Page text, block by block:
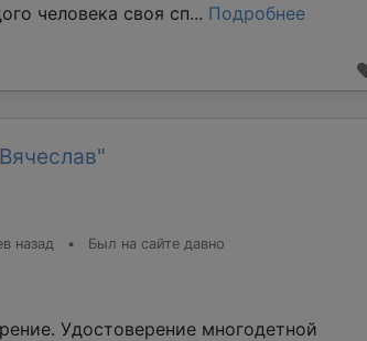
человека своя сп... Подробнее
назад • Был на сайте давно
Удостоверение многодетной